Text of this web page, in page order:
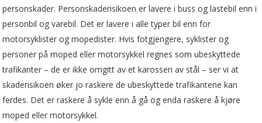
personskader. Personskaderisikoen er lavere i buss og lastebil enn i
personbil og varebil. Det er lavere i alle typer bil enn for
motorsyklister og mopedister. Hvis fotgjengere, syklister og
personer på moped eller motorsykkel regnes som ubeskyttede
trafikanter – de er ikke omgitt av et karosseri av stål – ser vi at
skaderisikoen øker jo raskere de ubeskyttede trafikantene kan
ferdes. Det er raskere å sykle enn å gå og enda raskere å kjøre
moped eller motorsykkel.